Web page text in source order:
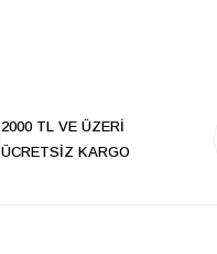
2000 TL VE ÜZERİ
ÜCRETSİZ KARGO